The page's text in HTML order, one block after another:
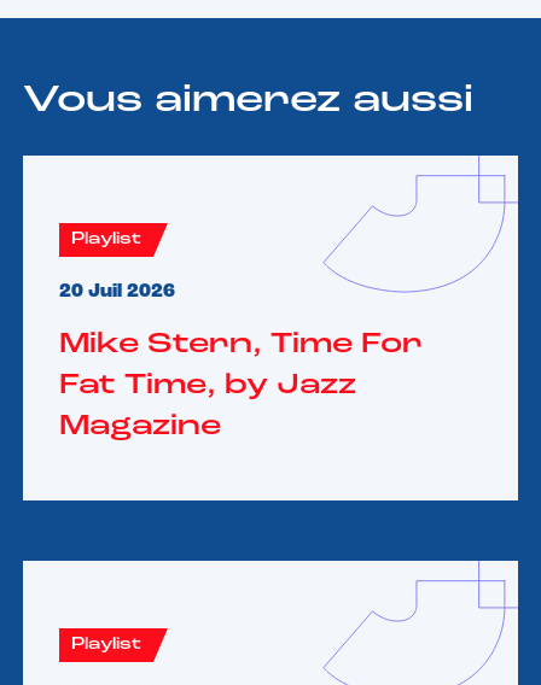
Vous aimerez aussi
Playlist
20 Juil 2026
Mike Stern, Time For
Fat Time, by Jazz
Magazine
Playlist